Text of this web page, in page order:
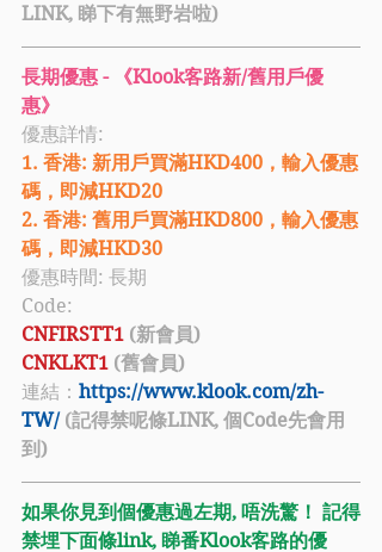
LINK, 睇下有無野岩啦)
長期優惠 - 《Klook客路新/舊用戶優
惠》
優惠詳情:
1. 香港: 新用戶買滿HKD400，輸入優惠
碼，即減HKD20
2. 香港: 舊用戶買滿HKD800，輸入優惠
碼，即減HKD30
優惠時間: 長期
Code:
CNFIRSTT1 (新會員)
CNKLKT1 (舊會員)
連結： https://www.klook.com/zh-
TW/ (記得禁呢條LINK, 個Code先會用
到)
如果你見到個優惠過左期, 唔洗驚！ 記得
禁埋下面條link, 睇番Klook客路的優